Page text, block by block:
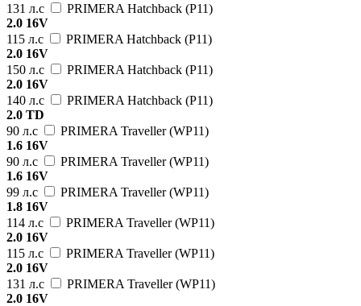
131 л.с
PRIMERA Hatchback (P11)
2.0 16V
115 л.с
PRIMERA Hatchback (P11)
2.0 16V
150 л.с
PRIMERA Hatchback (P11)
2.0 16V
140 л.с
PRIMERA Hatchback (P11)
2.0 TD
90 л.с
PRIMERA Traveller (WP11)
1.6 16V
90 л.с
PRIMERA Traveller (WP11)
1.6 16V
99 л.с
PRIMERA Traveller (WP11)
1.8 16V
114 л.с
PRIMERA Traveller (WP11)
2.0 16V
115 л.с
PRIMERA Traveller (WP11)
2.0 16V
131 л.с
PRIMERA Traveller (WP11)
2.0 16V